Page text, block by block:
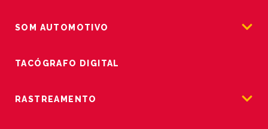
SOM AUTOMOTIVO
TACÓGRAFO DIGITAL
RASTREAMENTO